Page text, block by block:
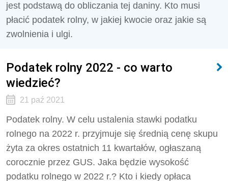
jest podstawą do obliczania tej daniny. Kto musi
płacić podatek rolny, w jakiej kwocie oraz jakie są
zwolnienia i ulgi.
Podatek rolny 2022 - co warto
wiedzieć?
21 paź 2021
Podatek rolny. W celu ustalenia stawki podatku
rolnego na 2022 r. przyjmuje się średnią cenę skupu
żyta za okres ostatnich 11 kwartałów, ogłaszaną
corocznie przez GUS. Jaka będzie wysokość
podatku rolnego w 2022 r.? Kto i kiedy opłaca